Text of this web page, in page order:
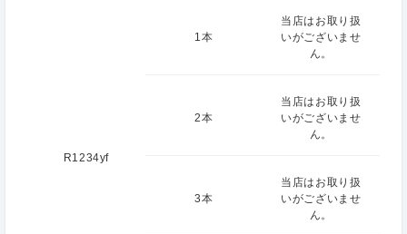
R1234yf
1本
当店はお取り扱
いがございませ
ん。
2本
当店はお取り扱
いがございませ
ん。
3本
当店はお取り扱
いがございませ
ん。